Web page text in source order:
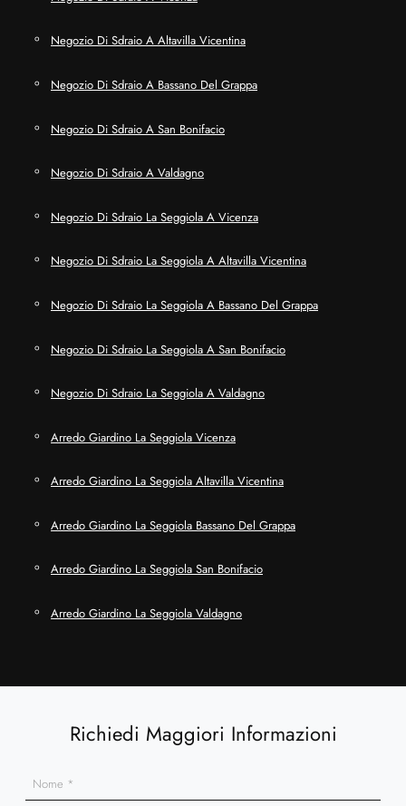
Negozio Di Sdraio A Altavilla Vicentina
Negozio Di Sdraio A Bassano Del Grappa
Negozio Di Sdraio A San Bonifacio
Negozio Di Sdraio A Valdagno
Negozio Di Sdraio La Seggiola A Vicenza
Negozio Di Sdraio La Seggiola A Altavilla Vicentina
Negozio Di Sdraio La Seggiola A Bassano Del Grappa
Negozio Di Sdraio La Seggiola A San Bonifacio
Negozio Di Sdraio La Seggiola A Valdagno
Arredo Giardino La Seggiola Vicenza
Arredo Giardino La Seggiola Altavilla Vicentina
Arredo Giardino La Seggiola Bassano Del Grappa
Arredo Giardino La Seggiola San Bonifacio
Arredo Giardino La Seggiola Valdagno
Richiedi Maggiori Informazioni